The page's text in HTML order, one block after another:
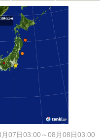
07日03:00～08月08日03:00